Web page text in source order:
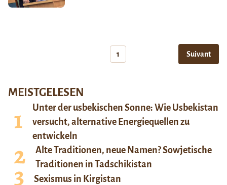
1 Suivant
MEISTGELESEN
Unter der usbekischen Sonne: Wie Usbekistan
versucht, alternative Energiequellen zu
entwickeln
Alte Traditionen, neue Namen? Sowjetische
Traditionen in Tadschikistan
Sexismus in Kirgistan